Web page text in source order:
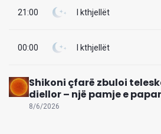
21:00 I kthjellët
00:00 I kthjellët
Shikoni çfarë zbuloi
diellor – një pamje e
8/6/2026